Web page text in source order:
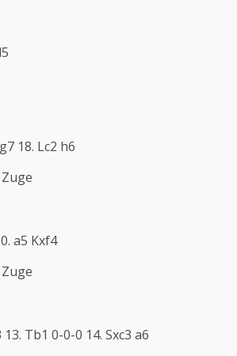
18. Lc2 h6
a5 Kxf4
Tb1 0-0-0 14. Sxc3 a6